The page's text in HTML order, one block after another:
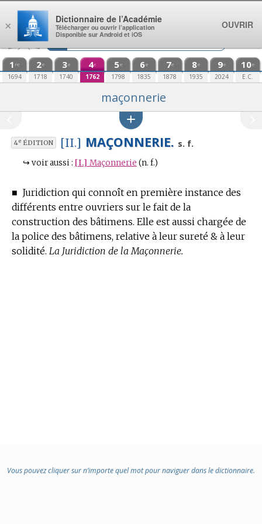
Aller au contenu
1 re
1694
2e
1718
3e
1740
4e
1762
5e
1798
6e
1835
7e
1878
8e
1935
9e
2024
10e
E.C.
maçonnerie
4eÉDITION [II.] MAÇONNERIE. s. f.
↪ voir aussi : [I.] Maçonnerie (n. f.)
■ Juridiction qui connoît en première instance des
différents entre ouvriers sur le fait de la
construction des bâtimens. Elle est aussi chargée de
la police des bâtimens, relative à leur sureté & à leur
solidité. La Juridiction de la Maçonnerie.
Vous pouvez cliquer sur n’importe quel mot pour naviguer dans le dictionnaire.
×
Dictionnaire de l’Académie
Télécharger ou ouvrir l’application
Disponible sur Android et iOS
OUVRIR